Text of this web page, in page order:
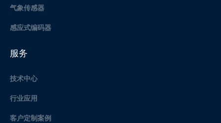
气象传感器
感应式编码器
服务
技术中心
行业应用
客户定制案例